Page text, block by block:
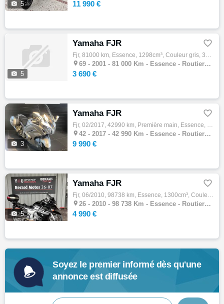
 5 11 990 €
 5
Yamaha FJR 
Fjr, 81000 km, Essence, 1298cm³, Couleur gris, 3690 € PAS DE REPRISE - NI D'ECHANGE Historique et entretien [Mot du conseiller Bonnie&…
 69 - 2001 - 81 000 Km - Essence - Routiere GT
3 690 €
 3
Yamaha FJR 
Fjr, 02/2017, 42990 km, Première main, Essence, 1300cm³, Couleur gris, 9990 € Equipements : Prix hors carte grise et pack clé en main avec …
 42 - 2017 - 42 990 Km - Essence - Routiere GT
9 990 €
 5
Yamaha FJR 
Fjr, 06/2010, 98738 km, Essence, 1300cm³, Couleur noir, 4990 € Equipements : Béquille centrale,Indicateur de rapport engagé,Poignées chauff…
 26 - 2010 - 98 738 Km - Essence - Routiere GT
4 990 €
Soyez le premier informé dès qu'une
annonce est diffusée